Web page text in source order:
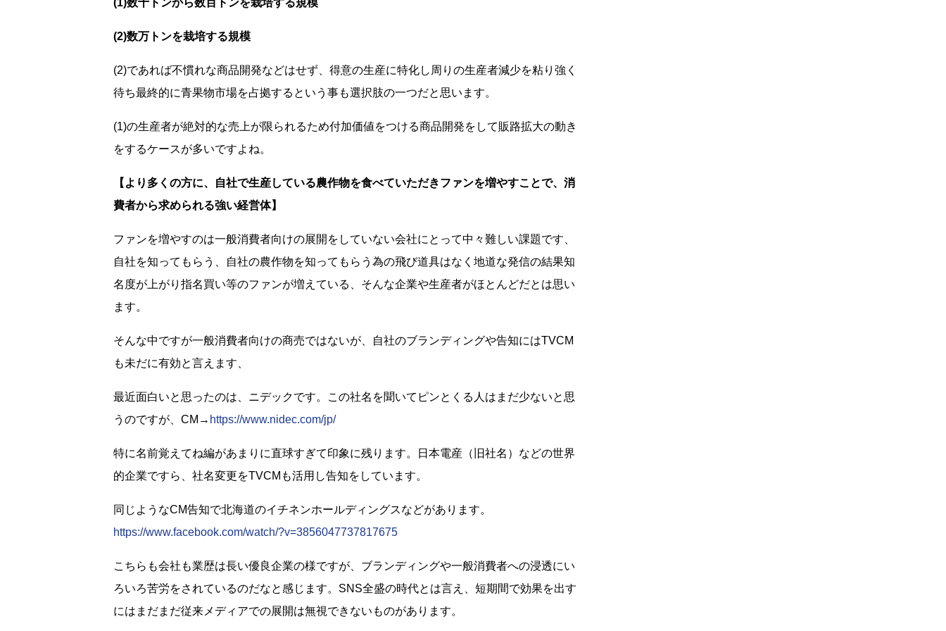
(2)数万トンを栽培する規模
(2)であれば不慣れな商品開発などはせず、得意の生産に特化し周りの生産者減少を粘り強く
待ち最終的に青果物市場を占拠するという事も選択肢の一つだと思います。
(1)の生産者が絶対的な売上が限られるため付加価値をつける商品開発をして販路拡大の動き
をするケースが多いですよね。
【より多くの方に、自社で生産している農作物を食べていただきファンを増やすことで、消
費者から求められる強い経営体】
ファンを増やすのは一般消費者向けの展開をしていない会社にとって中々難しい課題です、
自社を知ってもらう、自社の農作物を知ってもらう為の飛び道具はなく地道な発信の結果知
名度が上がり指名買い等のファンが増えている、そんな企業や生産者がほとんどだとは思い
ます。
そんな中ですが一般消費者向けの商売ではないが、自社のブランディングや告知にはTVCM
も未だに有効と言えます、
最近面白いと思ったのは、ニデックです。この社名を聞いてピンとくる人はまだ少ないと思
うのですが、CM→ https://www.nidec.com/jp/
特に名前覚えてね編があまりに直球すぎて印象に残ります。日本電産（旧社名）などの世界
的企業ですら、社名変更をTVCMも活用し告知をしています。
同じようなCM告知で北海道のイチネンホールディングスなどがあります。
https://www.facebook.com/watch/?v=3856047737817675
こちらも会社も業歴は長い優良企業の様ですが、ブランディングや一般消費者への浸透にい
ろいろ苦労をされているのだなと感じます。SNS全盛の時代とは言え、短期間で効果を出す
にはまだまだ従来メディアでの展開は無視できないものがあります。